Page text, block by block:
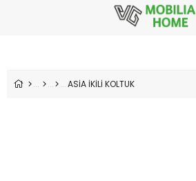
ASİA İKİLİ KOLTUK